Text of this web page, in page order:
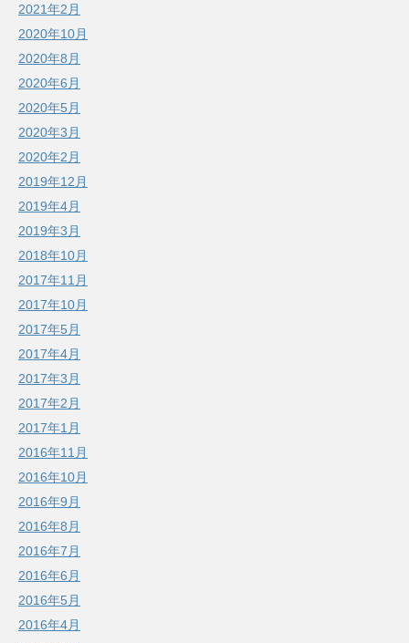
2021年2月
2020年10月
2020年8月
2020年6月
2020年5月
2020年3月
2020年2月
2019年12月
2019年4月
2019年3月
2018年10月
2017年11月
2017年10月
2017年5月
2017年4月
2017年3月
2017年2月
2017年1月
2016年11月
2016年10月
2016年9月
2016年8月
2016年7月
2016年6月
2016年5月
2016年4月